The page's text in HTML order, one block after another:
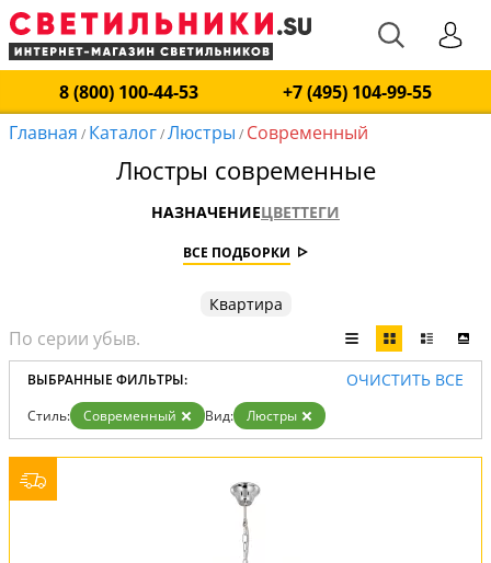
8 (800) 100-44-53
+7 (495) 104-99-55
Главная / Каталог/Люстры / Современный
Люстры современные
НАЗНАЧЕНИЕЦВЕТТЕГИ
ВСЕ ПОДБОРКИ
Квартира
ВЫБРАННЫЕ ФИЛЬТРЫ: ОЧИСТИТЬ ВСЕ
Стиль: Современный Вид: Люстры